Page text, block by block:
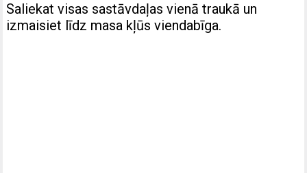
Saliekat visas sastāvdaļas vienā traukā un
izmaisiet līdz masa kļūs viendabīga.